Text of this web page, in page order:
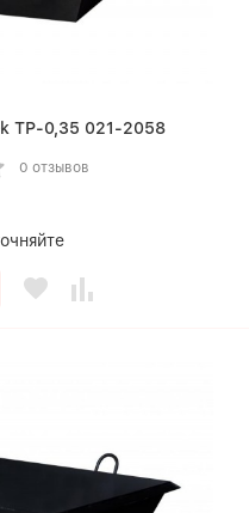
ТР-0,35 021-2058
0 отзывов